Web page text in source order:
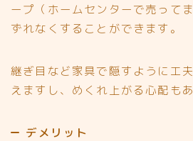
ープ（ホームセンターで売って
ずれなくすることができます。
継ぎ目など家具で隠すように工
えますし、めくれ上がる心配もあ
デメリット